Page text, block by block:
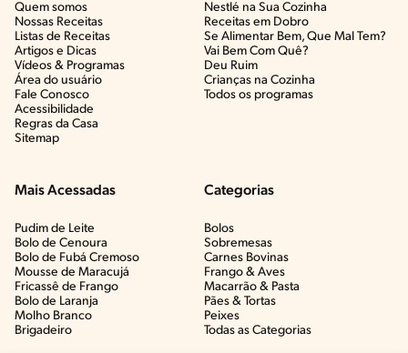
Quem somos
Nossas Receitas
Listas de Receitas​
Artigos e Dicas​
Vídeos & Programas​
Área do usuário
Fale Conosco
Acessibilidade
Regras da Casa
Sitemap
Nestlé na Sua Cozinha
Receitas em Dobro
Se Alimentar Bem, Que Mal Tem?​
Vai Bem Com Quê?​
Deu Ruim​
Crianças na Cozinha​
Todos os programas
Mais Acessadas
Pudim de Leite
Bolo de Cenoura
Bolo de Fubá Cremoso
Mousse de Maracujá
Fricassê de Frango
Bolo de Laranja
Molho Branco
Brigadeiro
Categorias
Bolos
Sobremesas
Carnes Bovinas​
Frango & Aves​
Macarrão & Pasta​
Pães & Tortas​
Peixes
Todas as Categorias